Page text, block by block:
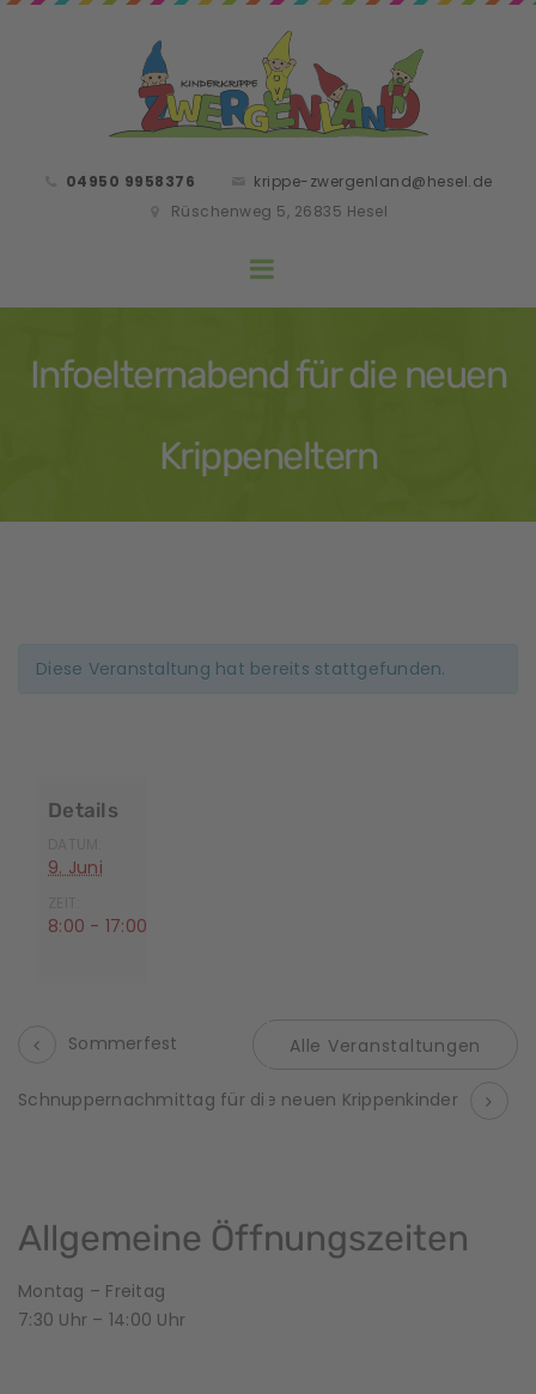
04950 9958376
krippe-zwergenland@hesel.de
Rüschenweg 5, 26835 Hesel
Infoelternabend für die neuen
Krippeneltern
Diese Veranstaltung hat bereits stattgefunden.
Details
9. Juni
8:00 - 17:00
V
a
n
s
Sommerfest Alle Veranstaltungen
Schnuppernachmittag für die neuen Krippenkinder
Allgemeine Öffnungszeiten
Montag – Freitag
7:30 Uhr – 14:00 Uhr